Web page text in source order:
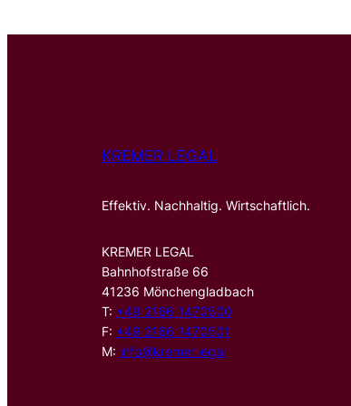
KREMER LEGAL
Effektiv. Nachhaltig. Wirtschaftlich.
KREMER LEGAL
Bahnhofstraße 66
41236 Mönchengladbach
T: +49 2166 1470500
F: +49 2166 1470501
M: info@kremer.legal